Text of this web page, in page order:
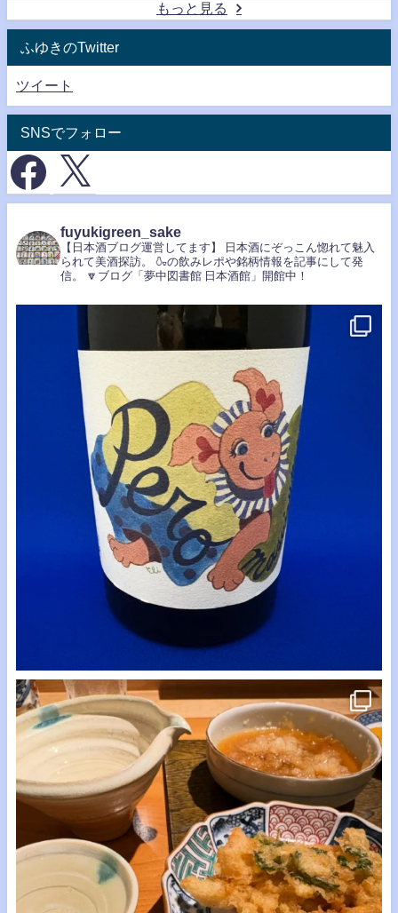
もっと見る
ふゆきのTwitter
ツイート
SNSでフォロー
fuyukigreen_sake
【日本酒ブログ運営してます】
日本酒にぞっこん惚れて魅入
られて美酒探訪。
🍶の飲みレポや銘柄情報を記事にして発
信。
🔽ブログ「夢中図書館 日本酒館」開館中！